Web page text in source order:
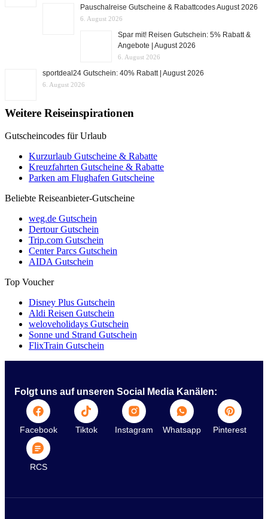
Pauschalreise Gutscheine & Rabattcodes August 2026
6. August 2026
Spar mit! Reisen Gutschein: 5% Rabatt &
Angebote | August 2026
6. August 2026
sportdeal24 Gutschein: 40% Rabatt | August 2026
6. August 2026
Weitere Reiseinspirationen
Gutscheincodes für Urlaub
Kurzurlaub Gutscheine & Rabatte
Kreuzfahrten Gutscheine & Rabatte
Parken am Flughafen Gutscheine
Beliebte Reiseanbieter-Gutscheine
weg.de Gutschein
Dertour Gutschein
Trip.com Gutschein
Center Parcs Gutschein
AIDA Gutschein
Top Voucher
Disney Plus Gutschein
Aldi Reisen Gutschein
weloveholidays Gutschein
Sonne und Strand Gutschein
FlixTrain Gutschein